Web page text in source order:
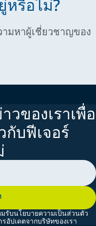
คัญได้แก่:
2½ หรือดีกว่า)
รประยุกต์ใช้และการบ่ม
การใช้งานของส่วนผสม
ทธ์การจัดการการ
จขึ้นอยู่กับการใช้วิธีการ
ดุที่เหมาะสม อุปกรณ์ที่ถูก
ามไม่ได้อยู่แค่ผิวเผิน แต่
ควรมีการจ่าย ปรับส่วน
อถือได้ — โดยเหมาะที่สุด
สัญญาณเตือน
ำคัญอย่างยิ่ง — ไม่ว่าคุณ
ามารถให้ผู้ปฏิบัติงาน
และอัตราการพ่นได้ แม้ใน
เป็นละอองดีขึ้น — แต่ไม่
บคุมอุณหภูมิช่วยรักษา
อย่างยิ่งในสภาพอากาศที่
วลาหยุดทำงาน
เร็ว อุปกรณ์ที่มีระบบล้างที่
ษาได้ง่าย จะช่วยลดเวลา
ดตันหรือการปนเปื้อน
รุนแรง เช่น บนนั่งร้าน
ใช้อุปกรณ์ที่ออกแบบตาม
ความเมื่อยล้าของผู้ปฏิบัติ
ข็งตัวหรือหยุดทำงานกลาง
องตัวเองที่ผสานกับการ
กษาในสถานที่ง่ายขึ้น เช่น
อบป้องกัน ปั๊ม AZUR ของ
จว่ามีการซีลที่เหมาะสม
กไม่ชัดเจนว่าควรขันให้
งต่อความเสียหายก่อน
รุงรักษาได้อย่างมาก
งมั่นของเราในการนำ
ทธิภาพสูง ซึ่งช่วยลดเวลา
ให้การดำเนินงานของคุณ
หรือไม่?
มหาผู้เชี่ยวชาญของ
ของเราเพื่อ
บฟีเจอร์
รับนโยบายความเป็นส่วนตัว
อัปเดตจากบริษัทของเรา